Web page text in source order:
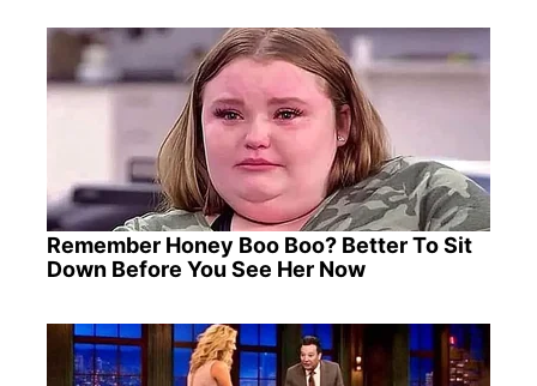
Remember Honey Boo Boo? Better To Sit
Down Before You See Her Now